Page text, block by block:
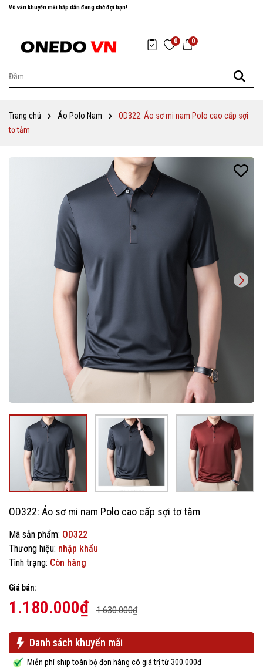
Nhanh tay chọn cho mình những sản phẩm ưng ý nhất!
0 0
Trang chủ Áo Polo Nam
OD322: Áo sơ mi nam Polo cao cấp sợi
tơ tằm
OD322: Áo sơ mi nam Polo cao cấp sợi tơ tằm
Mã sản phẩm: OD322
Thương hiệu: nhập khẩu
Tình trạng: Còn hàng
Giá bán:
1.180.000₫ 1.630.000₫
Danh sách khuyến mãi
Miễn phí ship toàn bộ đơn hàng có giá trị từ 300.000đ